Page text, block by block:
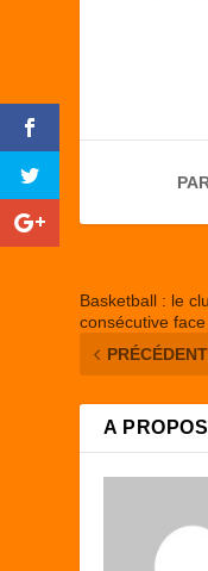
Basketball : le
consécutive
PRÉCÉDENT
A